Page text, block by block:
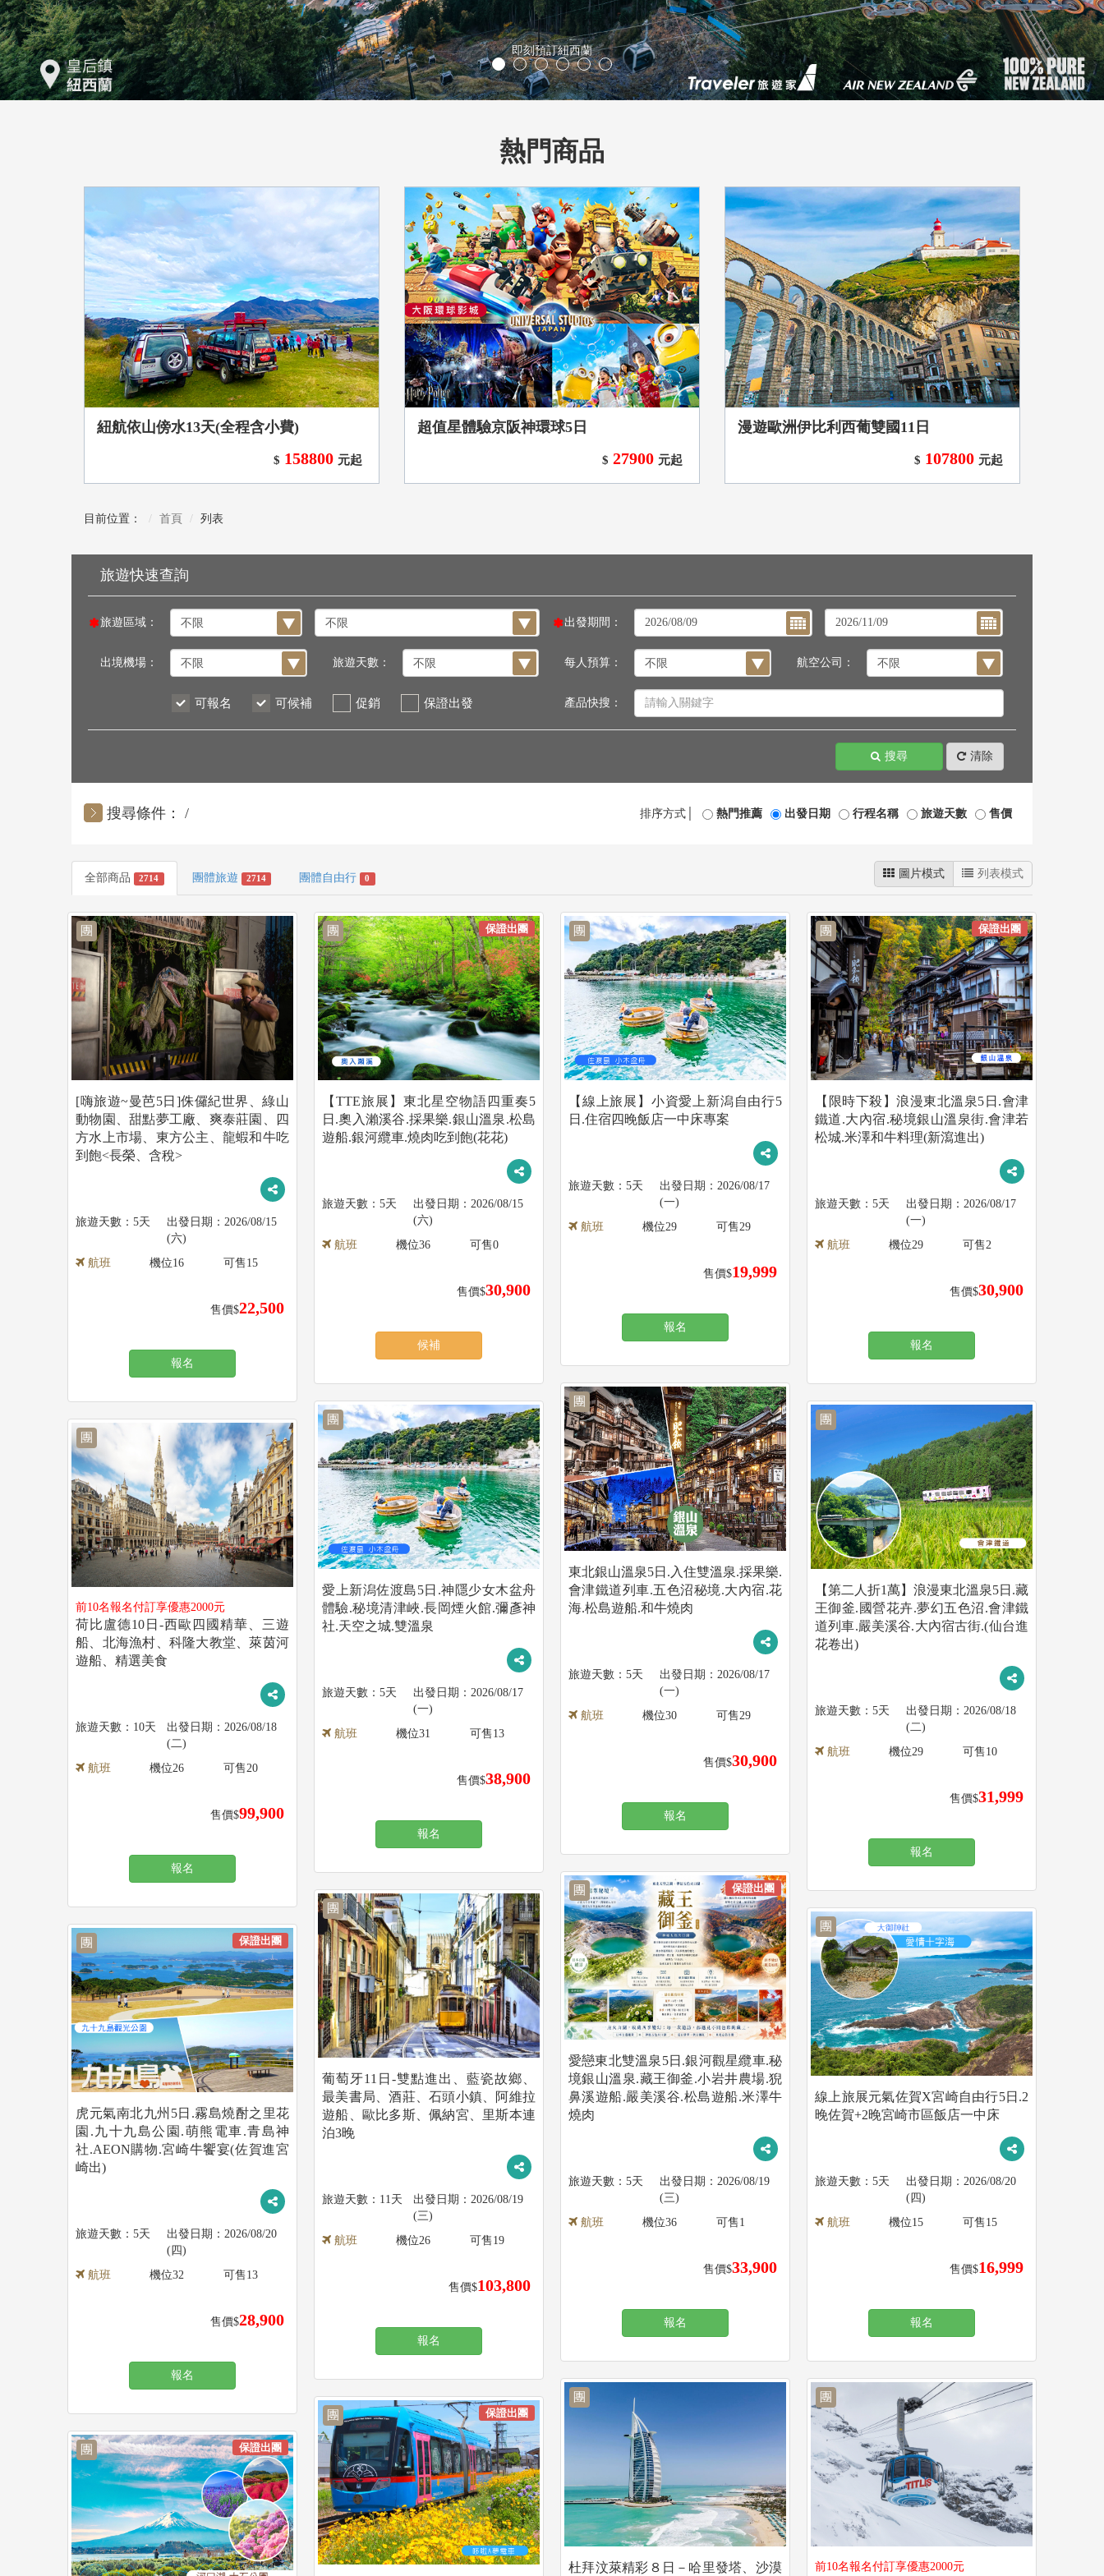
立山黑部
熱門商品
紐航依山傍水13天(全程含小費)
$ 158800 元起
超值星體驗京阪神環球5日
$ 27900 元起
漫遊歐洲伊比利西葡雙國11日
$ 107800 元起
目前位置： 首頁 列表
旅遊區域： 出發期間：
出境機場： 旅遊天數： 每人預算： 航空公司：
可報名 可候補 促銷 保證出發 產品快搜：
搜尋 清除
搜尋條件： 排序方式│ 熱門推薦 出發日期 行程名稱 旅遊天數 售價
全部商品 2714 團體旅遊 2714 團體自由行 0 圖片模式 列表模式
團
[嗨旅遊~曼芭5日]侏儸紀世界、綠山
動物園、甜點夢工廠、爽泰莊園、四
方水上市場、東方公主、龍蝦和牛吃
到飽<長榮、含稅>
5天
2026/08/15
(六)
航班
售價$22,500
機位16 可售15
報名
團
【TTE旅展】東北星空物語四重奏5
日.奧入瀨溪谷.採果樂.銀山溫泉.松島
遊船.銀河纜車.燒肉吃到飽(花花)
保證出團
5天
2026/08/15
(六)
航班
售價$30,900
機位36 可售0
候補
團
【線上旅展】小資愛上新潟自由行5
日.住宿四晚飯店一中床專案
5天
2026/08/17
(一)
航班
售價$19,999
機位29 可售29
報名
團
【限時下殺】浪漫東北溫泉5日.會津
鐵道.大內宿.秘境銀山溫泉街.會津若
松城.米澤和牛料理(新瀉進出)
保證出團
5天
2026/08/17
(一)
航班
售價$30,900
機位29 可售2
報名
團
東北銀山溫泉5日.入住雙溫泉.採果樂.
會津鐵道列車.五色沼秘境.大內宿.花
海.松島遊船.和牛燒肉
5天
2026/08/17
(一)
航班
售價$30,900
機位30 可售29
報名
團
愛上新潟佐渡島5日.神隱少女木盆舟
體驗.秘境清津峽.長岡煙火館.彌彥神
社.天空之城.雙溫泉
5天
2026/08/17
(一)
航班
售價$38,900
機位31 可售13
報名
團
【第二人折1萬】浪漫東北溫泉5日.藏
王御釜.國營花卉.夢幻五色沼.會津鐵
道列車.嚴美溪谷.大內宿古街.(仙台進
花卷出)
5天
2026/08/18
(二)
航班
售價$31,999
機位29 可售10
報名
團
前10名報名付訂享優惠2000元
荷比盧德10日-西歐四國精華、三遊
船、北海漁村、科隆大教堂、萊茵河
遊船、精選美食
10天
2026/08/18
(二)
航班
售價$99,900
機位26 可售20
報名
團
愛戀東北雙溫泉5日.銀河觀星纜車.秘
境銀山溫泉.藏王御釜.小岩井農場.猊
鼻溪遊船.嚴美溪谷.松島遊船.米澤牛
燒肉
保證出團
5天
2026/08/19
(三)
航班
售價$33,900
機位36 可售1
報名
團
葡萄牙11日-雙點進出、藍瓷故鄉、
最美書局、酒莊、石頭小鎮、阿維拉
遊船、歐比多斯、佩納宮、里斯本連
泊3晚
11天
2026/08/19
(三)
航班
售價$103,800
機位26 可售19
報名
團
線上旅展元氣佐賀X宮崎自由行5日.2
晚佐賀+2晚宮崎市區飯店一中床
5天
2026/08/20
(四)
航班
售價$16,999
機位15 可售15
報名
團
虎元氣南北九州5日.霧島燒酎之里花
園.九十九島公園.萌熊電車.青島神
社.AEON購物.宮崎牛饗宴(佐賀進宮
崎出)
保證出團
5天
2026/08/20
(四)
航班
售價$28,900
機位32 可售13
報名
團
杜拜汶萊精彩８日－哈里發塔、沙漠
團
前10名報名付訂享優惠2000元
團 保證出團
團 保證出團